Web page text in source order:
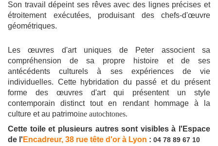
Son travail dépeint ses rêves avec des lignes précises et
étroitement exécutées, produisant des chefs-d'œuvre
géométriques.
Les œuvres d'art uniques de Peter associent sa
compréhension de sa propre histoire et de ses
antécédents culturels à ses expériences de vie
individuelles. Cette hybridation du passé et du présent
forme des œuvres d'art qui présentent un style
contemporain distinct tout en rendant hommage à la
culture et au patrimoine autochtones.
Cette toile et plusieurs autres sont visibles à l'Espace
de l' Encadreur, 38 rue tête d'or à Lyon : 04 78 89 67 10